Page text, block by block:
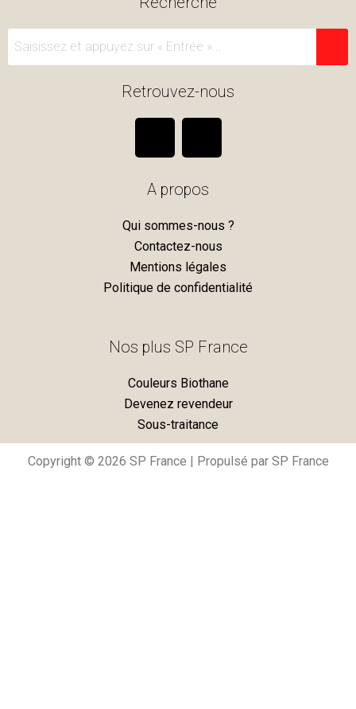
Retrouvez-nous
F
a
c
e
b
o
o
k
n
s
t
a
g
r
a
m
A propos
Qui sommes-nous ?
Contactez-nous
Mentions légales
Politique de confidentialité
Nos plus SP France
Couleurs Biothane
Devenez revendeur
Sous-traitance
Copyright © 2026 SP France | Propulsé par SP France